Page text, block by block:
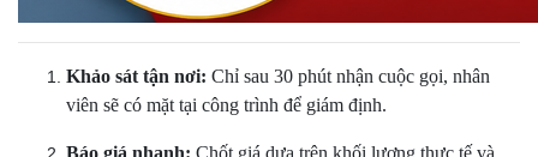
Khảo sát tận nơi: Chỉ sau 30 phút nhận cuộc gọi, nhân
viên sẽ có mặt tại công trình để giám định.
Báo giá nhanh: Chốt giá dựa trên khối lượng thực tế và